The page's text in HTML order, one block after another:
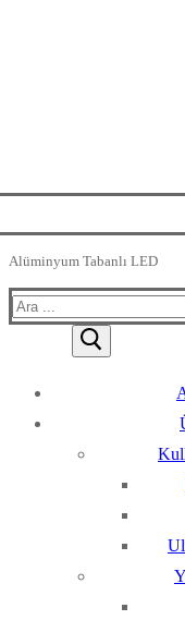
Alüminyum Tabanlı LED
Arama: